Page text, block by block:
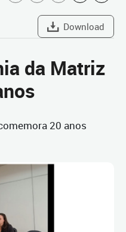
Download
da Matriz
20 anos